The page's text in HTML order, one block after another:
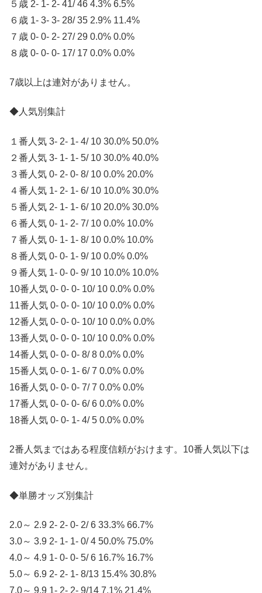
５歳 2- 1- 2- 41/ 46 4.3% 6.5%
６歳 1- 3- 3- 28/ 35 2.9% 11.4%
７歳 0- 0- 2- 27/ 29 0.0% 0.0%
８歳 0- 0- 0- 17/ 17 0.0% 0.0%
7歳以上は連対がありません。
◆人気別集計
１番人気 3- 2- 1- 4/ 10 30.0% 50.0%
２番人気 3- 1- 1- 5/ 10 30.0% 40.0%
３番人気 0- 2- 0- 8/ 10 0.0% 20.0%
４番人気 1- 2- 1- 6/ 10 10.0% 30.0%
５番人気 2- 1- 1- 6/ 10 20.0% 30.0%
６番人気 0- 1- 2- 7/ 10 0.0% 10.0%
７番人気 0- 1- 1- 8/ 10 0.0% 10.0%
８番人気 0- 0- 1- 9/ 10 0.0% 0.0%
９番人気 1- 0- 0- 9/ 10 10.0% 10.0%
10番人気 0- 0- 0- 10/ 10 0.0% 0.0%
11番人気 0- 0- 0- 10/ 10 0.0% 0.0%
12番人気 0- 0- 0- 10/ 10 0.0% 0.0%
13番人気 0- 0- 0- 10/ 10 0.0% 0.0%
14番人気 0- 0- 0- 8/ 8 0.0% 0.0%
15番人気 0- 0- 1- 6/ 7 0.0% 0.0%
16番人気 0- 0- 0- 7/ 7 0.0% 0.0%
17番人気 0- 0- 0- 6/ 6 0.0% 0.0%
18番人気 0- 0- 1- 4/ 5 0.0% 0.0%
2番人気まではある程度信頼がおけます。10番人気以下は
連対がありません。
◆単勝オッズ別集計
2.0～ 2.9 2- 2- 0- 2/ 6 33.3% 66.7%
3.0～ 3.9 2- 1- 1- 0/ 4 50.0% 75.0%
4.0～ 4.9 1- 0- 0- 5/ 6 16.7% 16.7%
5.0～ 6.9 2- 2- 1- 8/13 15.4% 30.8%
7.0～ 9.9 1- 2- 2- 9/14 7.1% 21.4%